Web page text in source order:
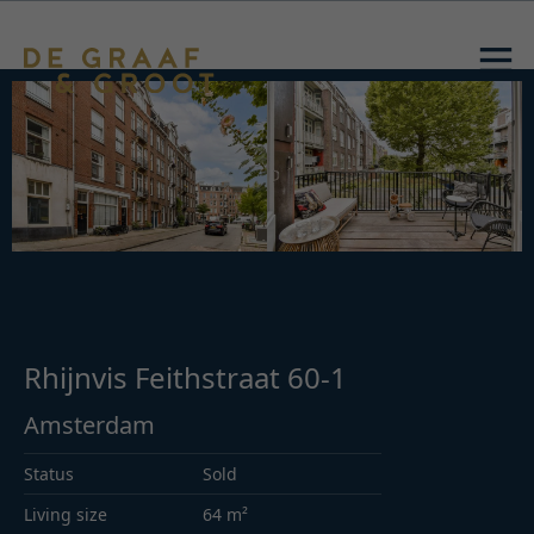
Rhijnvis Feithstraat 60-1
Amsterdam
Status
Sold
Living size
64 m²